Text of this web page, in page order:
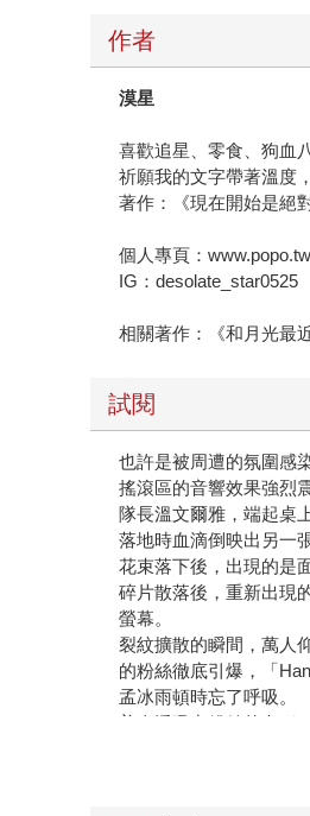
作者
漠星
喜歡追星、零食、狗血
祈願我的文字帶著溫度
著作：《現在開始是絕
個人專頁：
IG：desolate_star0525
相關著作：《和月光最
試閱
也許是被周遭的氛圍感
搖滾區的音響效果強烈
隊長溫文爾雅，端起桌
落地時血滴倒映出另一
花束落下後，出現的是
碎片散落後，重新出現
螢幕。
裂紋擴散的瞬間，萬人
的粉絲徹底引爆，「
孟冰雨頓時忘了呼吸。
姜炎溪吼出粉絲的名稱
炫目的舞台燈光打在
孟冰雨明明知道搖滾